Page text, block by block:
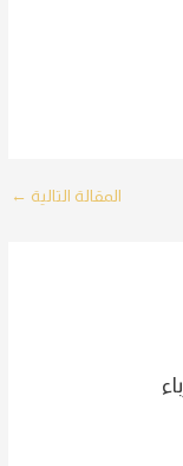
المقالة التالية ←